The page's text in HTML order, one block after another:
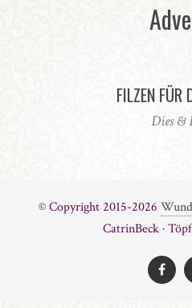
FILZEN FÜR
Dies &
© Copyright 2015-2026
CatrinBeck ·